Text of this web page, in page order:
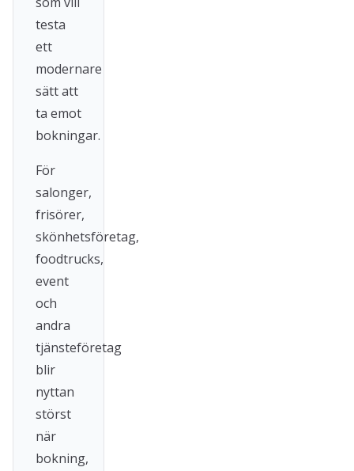
testa
ett
modernare
sätt att
ta emot
bokningar.
För
salonger,
frisörer,
skönhetsföretag,
foodtrucks,
event
och
andra
tjänsteföretag
blir
nyttan
störst
när
bokning,